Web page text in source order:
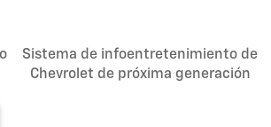
Sistema de infoentretenimiento de
Chevrolet de próxima generación